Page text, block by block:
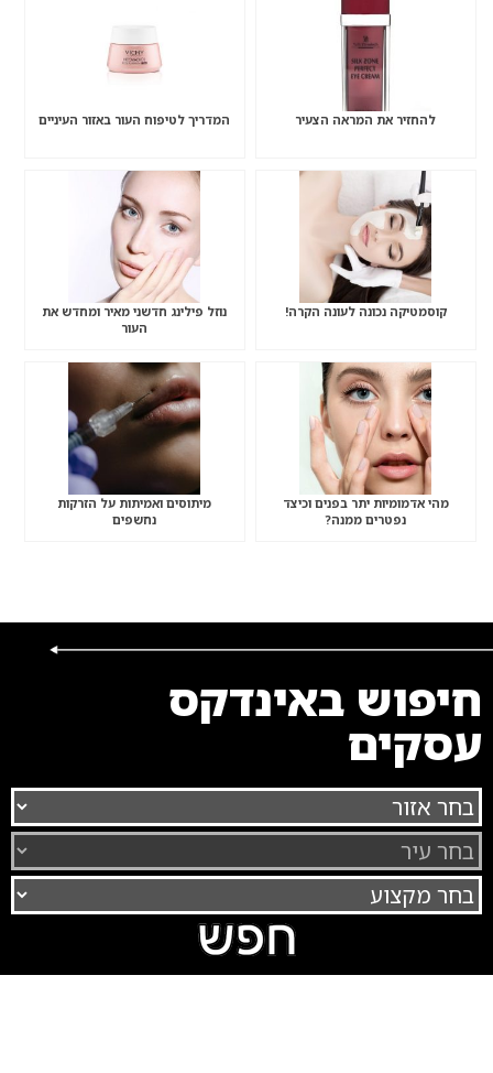
להחזיר את המראה הצעיר המדריך לטיפוח העור באזור העיניים
קוסמטיקה נכונה לעונה הקרה!
נוזל פילינג חדשני מאיר ומחדש את
העור
מהי אדמומיות יתר בפנים וכיצד
נפטרים ממנה?
מיתוסים ואמיתות על הזרקות
נחשפים
חיפוש באינדקס
עסקים